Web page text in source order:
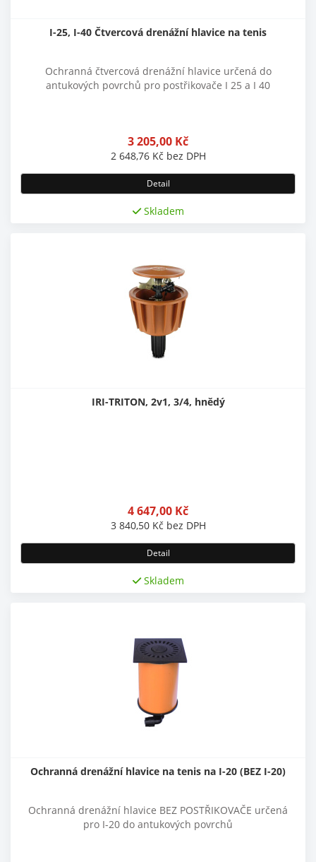
I-25, I-40 Čtvercová drenážní hlavice na tenis
Ochranná čtvercová drenážní hlavice určená do
antukových povrchů pro postřikovače I 25 a I 40
3 205,00 Kč
2 648,76 Kč bez DPH
Detail
Skladem
IRI-TRITON, 2v1, 3/4, hnědý
4 647,00 Kč
3 840,50 Kč bez DPH
Detail
Skladem
Ochranná drenážní hlavice na tenis na I-20 (BEZ I-20)
Ochranná drenážní hlavice BEZ POSTŘIKOVAČE určená
pro I-20 do antukových povrchů